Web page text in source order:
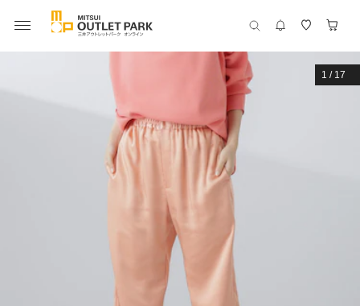
1 / 17